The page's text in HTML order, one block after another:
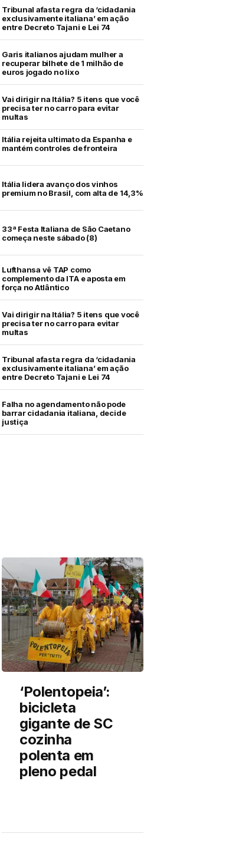
Tribunal afasta regra da ‘cidadania
exclusivamente italiana’ em ação
entre Decreto Tajani e Lei 74
Garis italianos ajudam mulher a
recuperar bilhete de 1 milhão de
euros jogado no lixo
Vai dirigir na Itália? 5 itens que você
precisa ter no carro para evitar
multas
Itália rejeita ultimato da Espanha e
mantém controles de fronteira
Itália lidera avanço dos vinhos
premium no Brasil, com alta de 14,3%
33ª Festa Italiana de São Caetano
começa neste sábado (8)
Lufthansa vê TAP como
complemento da ITA e aposta em
força no Atlântico
Vai dirigir na Itália? 5 itens que você
precisa ter no carro para evitar
multas
Tribunal afasta regra da ‘cidadania
exclusivamente italiana’ em ação
entre Decreto Tajani e Lei 74
Falha no agendamento não pode
barrar cidadania italiana, decide
justiça
‘Polentopeia’:
bicicleta
gigante de SC
cozinha
polenta em
pleno pedal